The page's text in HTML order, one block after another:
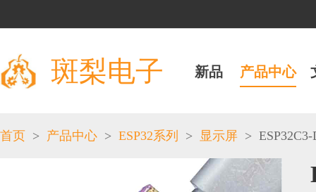
斑梨电子 新品 产品中心
首页 > 产品中心 > ESP32系列 > 显示屏 >